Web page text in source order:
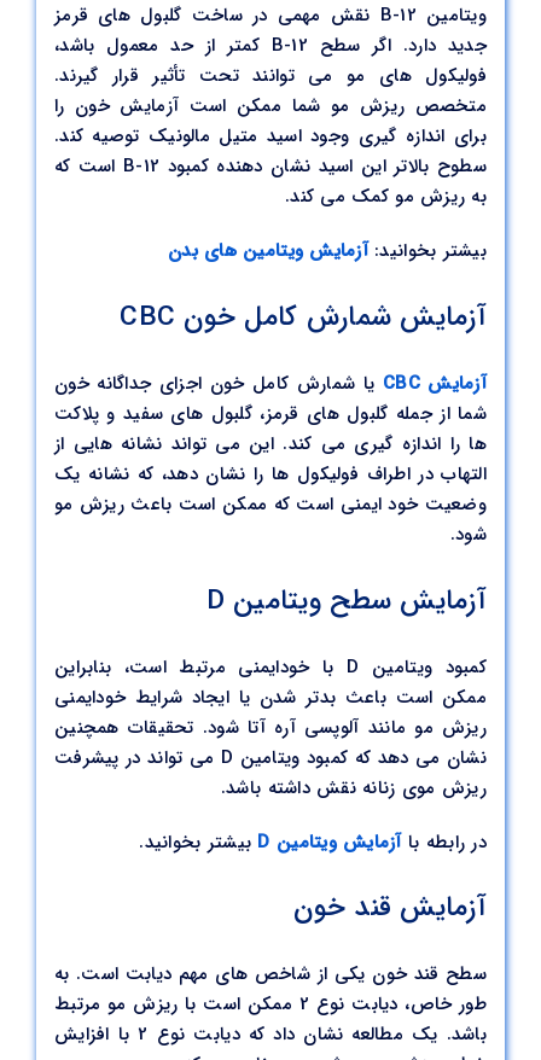
ویتامین B-12 نقش مهمی در ساخت گلبول های قرمز
جدید دارد. اگر سطح B-12 کمتر از حد معمول باشد،
فولیکول های مو می توانند تحت تأثیر قرار گیرند.
متخصص ریزش مو شما ممکن است آزمایش خون را
برای اندازه گیری وجود اسید متیل مالونیک توصیه کند.
سطوح بالاتر این اسید نشان دهنده کمبود B-12 است که
به ریزش مو کمک می کند.
بیشتر بخوانید:آزمایش ویتامین های بدن
آزمایش شمارش کامل خون CBC
آزمایش CBC
یا شمارش کامل خون اجزای جداگانه خون
شما از جمله گلبول های قرمز، گلبول های سفید و پلاکت
ها را اندازه گیری می کند. این می تواند نشانه هایی از
التهاب در اطراف فولیکول ها را نشان دهد، که نشانه یک
وضعیت خود ایمنی است که ممکن است باعث ریزش مو
شود.
آزمایش سطح ویتامین D
کمبود ویتامین D با خودایمنی مرتبط است، بنابراین
ممکن است باعث بدتر شدن یا ایجاد شرایط خودایمنی
ریزش مو مانند آلوپسی آره آتا شود. تحقیقات همچنین
نشان می دهد که کمبود ویتامین D می تواند در پیشرفت
ریزش موی زنانه نقش داشته باشد.
در رابطه باآزمایش ویتامین D بیشتر بخوانید.
آزمایش قند خون
سطح قند خون یکی از شاخص های مهم دیابت است. به
طور خاص، دیابت نوع 2 ممکن است با ریزش مو مرتبط
باشد. یک مطالعه نشان داد که دیابت نوع 2 با افزایش